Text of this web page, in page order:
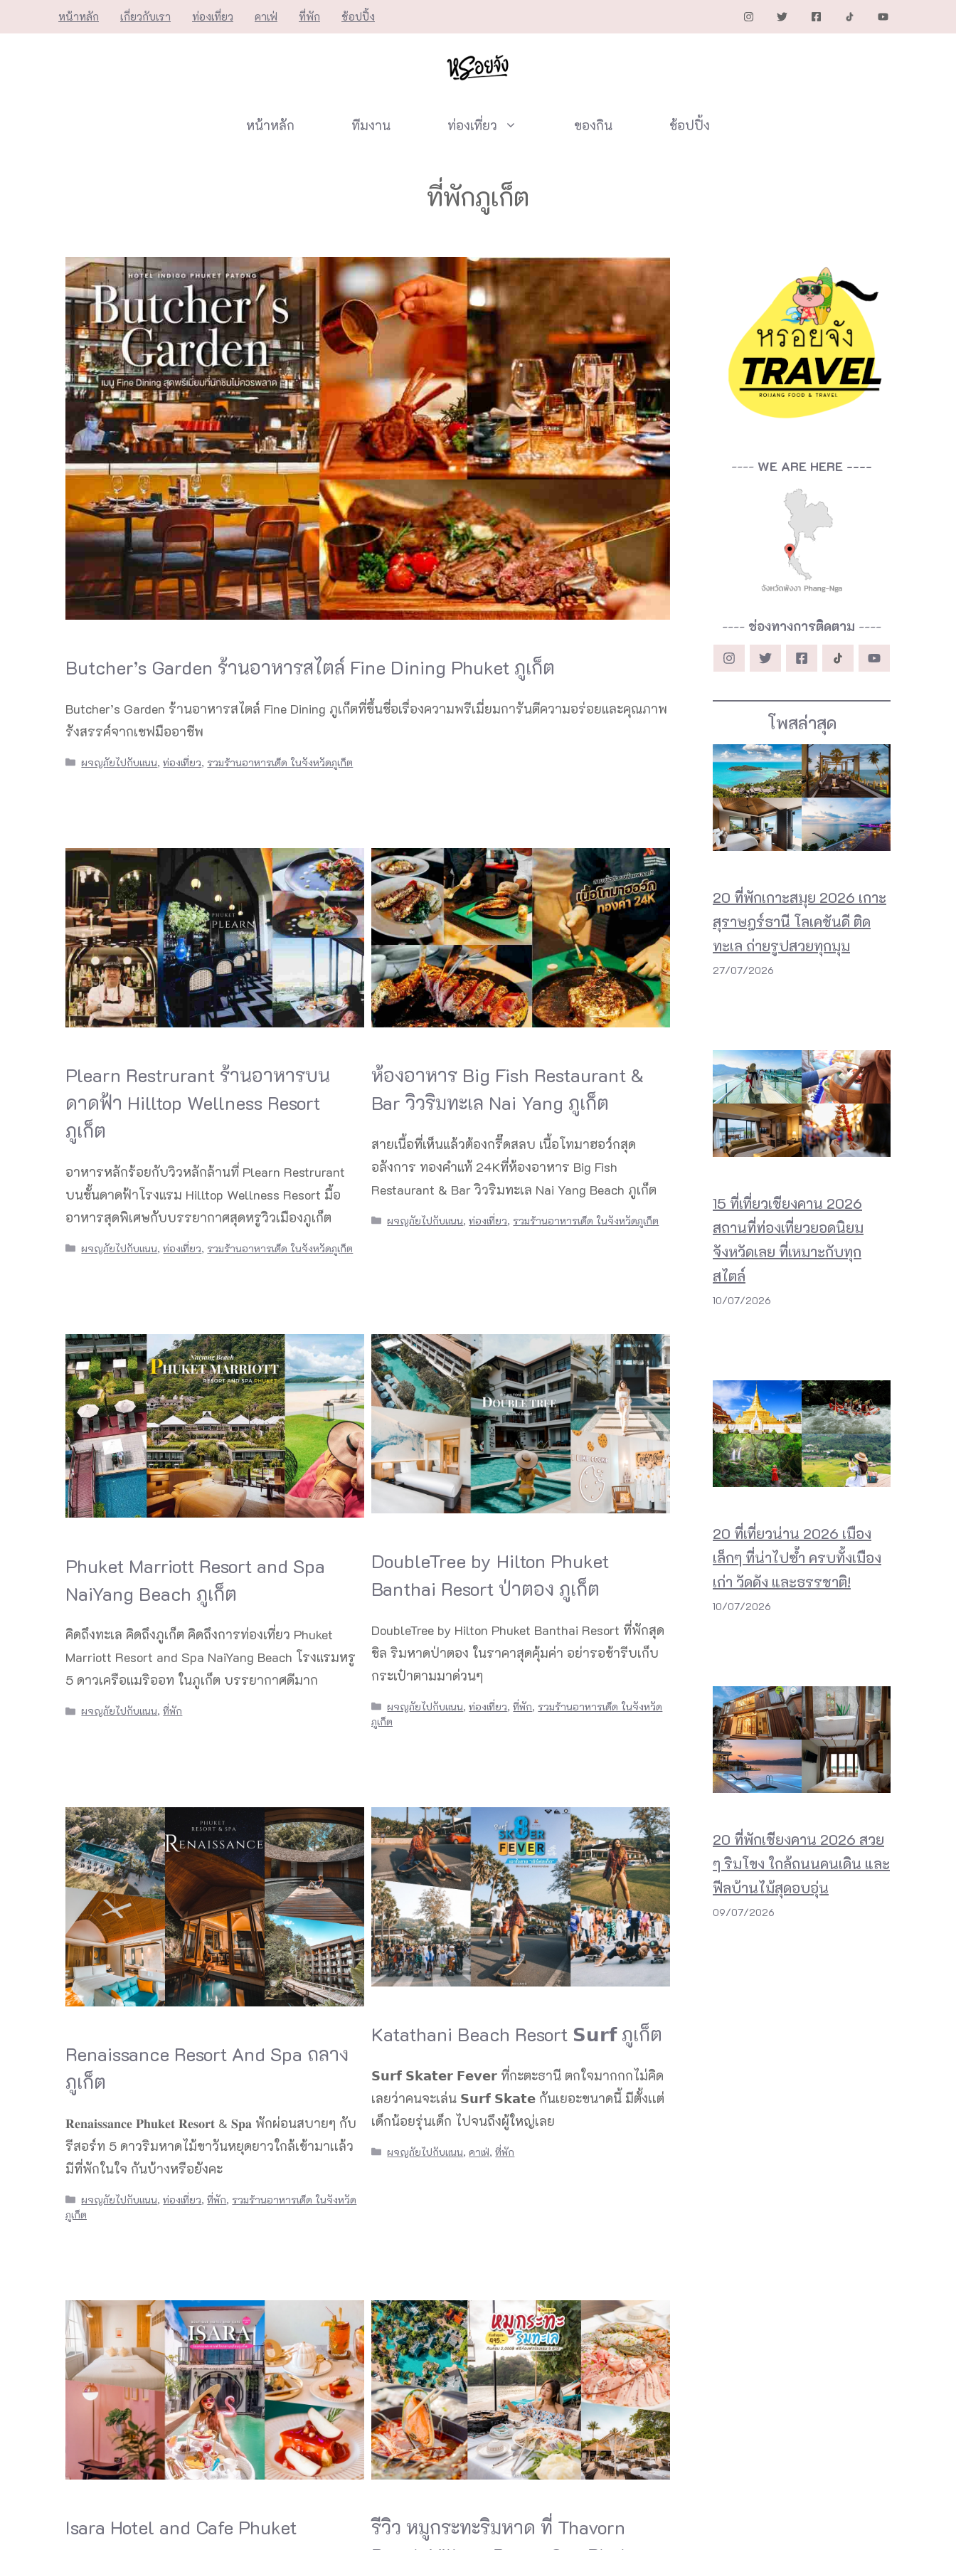
to
หน้าหลัก เกี่ยวกับเรา ท่องเที่ยว คาเฟ่ ที่พัก ช้อปปิ้ง
หน้าหลัก ทีมงาน ท่องเที่ยว ของกิน ช้อปปิ้ง
ที่พักภูเก็ต
Butcher’s Garden ร้านอาหารสไตล์ Fine Dining Phuket ภูเก็ต
Butcher’s Garden ร้านอาหารสไตล์ Fine Dining ภูเก็ตที่ขึ้นชื่อเรื่องความพรีเมี่ยมการันตีความอร่อยและคุณภาพ
รังสรรค์จากเชฟมืออาชีพ
Categories
ผจญภัยไปกับแนน,ท่องเที่ยว, รวมร้านอาหารเด็ด ในจังหวัดภูเก็ต
Plearn Restrurant ร้านอาหารบน
ดาดฟ้า Hilltop Wellness Resort
ภูเก็ต
อาหารหลักร้อยกับวิวหลักล้านที่ Plearn Restrurant
บนชั้นดาดฟ้าโรงแรม Hilltop Wellness Resort มื้อ
อาหารสุดพิเศษกับบรรยากาศสุดหรูวิวเมืองภูเก็ต
Categories
ผจญภัยไปกับแนน,ท่องเที่ยว, รวมร้านอาหารเด็ด ในจังหวัดภูเก็ต
ห้องอาหาร Big Fish Restaurant &
Bar วิวริมทะเล Nai Yang ภูเก็ต
สายเนื้อที่เห็นแล้วต้องกรี๊ดสลบ เนื้อโทมาฮอว์กสุด
อลังการ ทองคำแท้ 24Kที่ห้องอาหาร Big Fish
Restaurant & Bar วิวริมทะเล Nai Yang Beach ภูเก็ต
Categories
ผจญภัยไปกับแนน,ท่องเที่ยว, รวมร้านอาหารเด็ด ในจังหวัดภูเก็ต
Phuket Marriott Resort and Spa
NaiYang Beach ภูเก็ต
คิดถึงทะเล คิดถึงภูเก็ต คิดถึงการท่องเที่ยว Phuket
Marriott Resort and Spa NaiYang Beach โรงแรมหรู
5 ดาวเครือแมริออท ในภูเก็ต บรรยากาศดีมาก
Categories
ผจญภัยไปกับแนน,ที่พัก
DoubleTree by Hilton Phuket
Banthai Resort ป่าตอง ภูเก็ต
DoubleTree by Hilton Phuket Banthai Resort ที่พักสุด
ชิล ริมหาดป่าตอง ในราคาสุดคุ้มค่า อย่ารอช้ารีบเก็บ
กระเป๋าตามมาด่วนๆ
Categories
ผจญภัยไปกับแนน,ท่องเที่ยว,ที่พัก, รวมร้านอาหารเด็ด ในจังหวัด
ภูเก็ต
Renaissance Resort And Spa ถลาง
ภูเก็ต
𝐑𝐞𝐧𝐚𝐢𝐬𝐬𝐚𝐧𝐜𝐞 𝐏𝐡𝐮𝐤𝐞𝐭 𝐑𝐞𝐬𝐨𝐫𝐭 & 𝐒𝐩𝐚 พักผ่อนสบายๆ กับ
รีสอร์ท 5 ดาวริมหาดไม้ขาวันหยุดยาวใกล้เข้ามาเเล้ว
มีที่พักในใจ กันบ้างหรือยังคะ
Categories
ผจญภัยไปกับแนน,ท่องเที่ยว,ที่พัก, รวมร้านอาหารเด็ด ในจังหวัด
ภูเก็ต
Katathani Beach Resort 𝗦𝘂𝗿𝗳 ภูเก็ต
𝗦𝘂𝗿𝗳 𝗦𝗸𝗮𝘁𝗲𝗿 𝗙𝗲𝘃𝗲𝗿 ที่กะตะธานี ตกใจมากกกไม่คิด
เลยว่าคนจะเล่น 𝗦𝘂𝗿𝗳 𝗦𝗸𝗮𝘁𝗲 กันเยอะขนาดนี้ มีตั้งเเต่
เด็กน้อยรุ่นเด็ก ไปจนถึงผู้ใหญ่เลย
Categories
ผจญภัยไปกับแนน,คาเฟ่,ที่พัก
Isara Hotel and Cafe Phuket
รีวิว หมูกระทะริมหาด ที่ Thavorn
---- WE ARE HERE ----
---- ช่องทางการติดตาม ----
โพสล่าสุด
20 ที่พักเกาะสมุย 2026 เกาะ
สุราษฎร์ธานี โลเคชันดี ติด
ทะเล ถ่ายรูปสวยทุกมุม
27/07/2026
15 ที่เที่ยวเชียงคาน 2026
สถานที่ท่องเที่ยวยอดนิยม
จังหวัดเลย ที่เหมาะกับทุก
สไตล์
10/07/2026
20 ที่เที่ยวน่าน 2026 เมือง
เล็กๆ ที่น่าไปซ้ำ ครบทั้งเมือง
เก่า วัดดัง และธรรชาติ!
10/07/2026
20 ที่พักเชียงคาน 2026 สวย
ๆ ริมโขง ใกล้ถนนคนเดิน และ
ฟีลบ้านไม้สุดอบอุ่น
09/07/2026